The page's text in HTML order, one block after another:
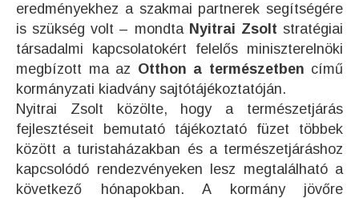
eredményekhez a szakmai partnerek segítségére
is szükség volt – mondta Nyitrai Zsolt stratégiai
társadalmi kapcsolatokért felelős miniszterelnöki
megbízott ma az Otthon a természetben című
kormányzati kiadvány sajtótájékoztatóján.
Nyitrai Zsolt közölte, hogy a természetjárás
fejlesztéseit bemutató tájékoztató füzet többek
között a turistaházakban és a természetjáráshoz
kapcsolódó rendezvényeken lesz megtalálható a
következő hónapokban. A kormány jövőre